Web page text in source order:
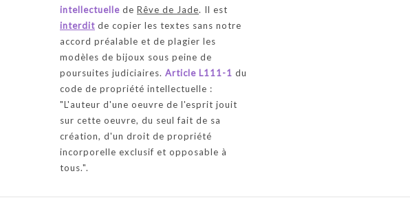
intellectuelle de Rêve de Jade. Il est
interdit de copier les textes sans notre
accord préalable et de plagier les
modèles de bijoux sous peine de
poursuites judiciaires. Article L111-1 du
code de propriété intellectuelle :
"L'auteur d'une oeuvre de l'esprit jouit
sur cette oeuvre, du seul fait de sa
création, d'un droit de propriété
incorporelle exclusif et opposable à
tous.".